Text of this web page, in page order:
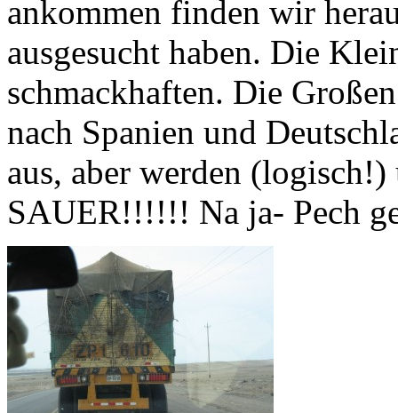
ankommen finden wir
ausgesucht haben. Die
schmackhaften. Die
nach Spanien und
aus, aber werden
SAUER!!!!!! Na ja- Pech